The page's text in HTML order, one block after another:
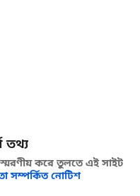
তথ্য
করে তুলতে এই সাইট
সম্পর্কিত নোটিশ